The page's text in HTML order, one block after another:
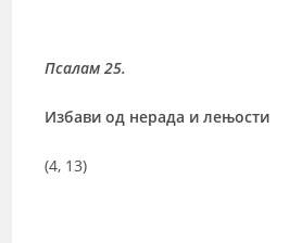
Псалам 25.
Избави од нерада и лењости
(4, 13)